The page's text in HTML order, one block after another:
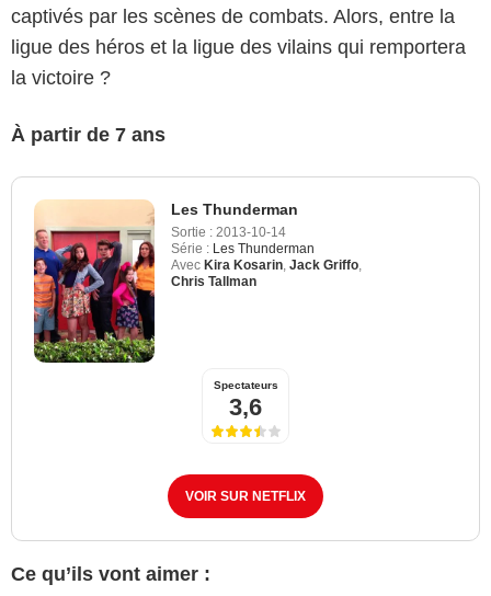
captivés par les scènes de combats. Alors, entre la
ligue des héros et la ligue des vilains qui remportera
la victoire ?
À partir de 7 ans
Les Thunderman
Sortie : 2013-10-14
Série : Les Thunderman
Avec Kira Kosarin, Jack Griffo,
Chris Tallman
Spectateurs
3,6
VOIR SUR NETFLIX
Ce qu’ils vont aimer :